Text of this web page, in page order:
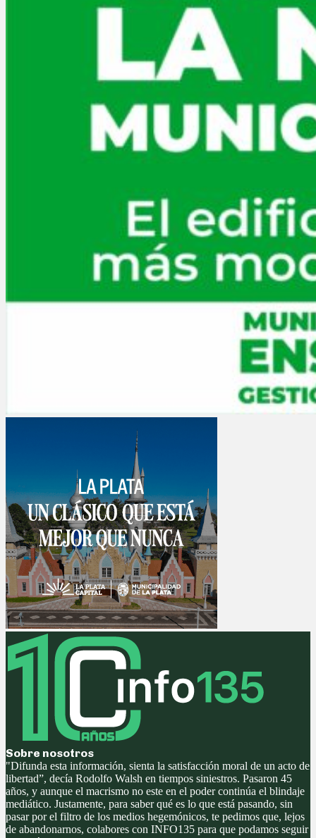
Sobre nosotros
"Difunda esta información, sienta la satisfacción moral de un acto de
libertad”, decía Rodolfo Walsh en tiempos siniestros. Pasaron 45
años, y aunque el macrismo no este en el poder continúa el blindaje
mediático. Justamente, para saber qué es lo que está pasando, sin
pasar por el filtro de los medios hegemónicos, te pedimos que, lejos
de abandonarnos, colabores con INFO135 para que podamos seguir